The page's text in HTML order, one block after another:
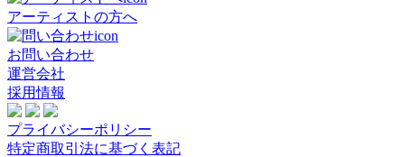
アーティストの方へ
お問い合わせ
運営会社
採用情報
プライバシーポリシー
特定商取引法に基づく表記